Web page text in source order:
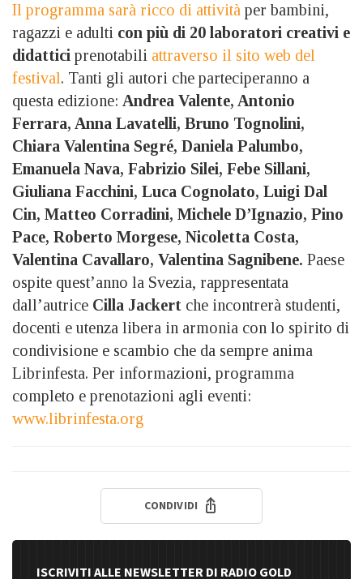
Il programma sarà ricco di attività per bambini,
ragazzi e adulti con più di 20 laboratori creativi e
didattici prenotabili attraverso il sito web del
festival. Tanti gli autori che parteciperanno a
questa edizione: Andrea Valente, Antonio
Ferrara, Anna Lavatelli, Bruno Tognolini,
Chiara Valentina Segré, Daniela Palumbo,
Emanuela Nava, Fabrizio Silei, Febe Sillani,
Giuliana Facchini, Luca Cognolato, Luigi Dal
Cin, Matteo Corradini, Michele D’Ignazio, Pino
Pace, Roberto Morgese, Nicoletta Costa,
Valentina Cavallaro, Valentina Sagnibene. Paese
ospite quest’anno la Svezia, rappresentata
dall’autrice Cilla Jackert che incontrerà studenti,
docenti e utenza libera in armonia con lo spirito di
condivisione e scambio che da sempre anima
Librinfesta. Per informazioni, programma
completo e prenotazioni agli eventi:
www.librinfesta.org
CONDIVIDI
ISCRIVITI ALLE NEWSLETTER DI RADIO GOLD